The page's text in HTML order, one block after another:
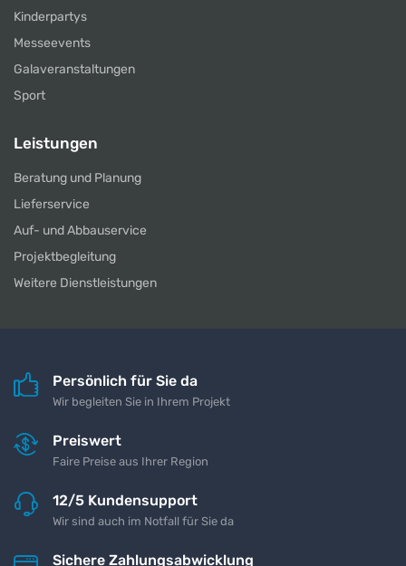
Kinderpartys
Messeevents
Galaveranstaltungen
Sport
Leistungen
Beratung und Planung
Lieferservice
Auf- und Abbauservice
Projektbegleitung
Weitere Dienstleistungen
Persönlich für Sie da
Wir begleiten Sie in Ihrem Projekt
Preiswert
Faire Preise aus Ihrer Region
12/5 Kundensupport
Wir sind auch im Notfall für Sie da
Sichere Zahlungsabwicklung